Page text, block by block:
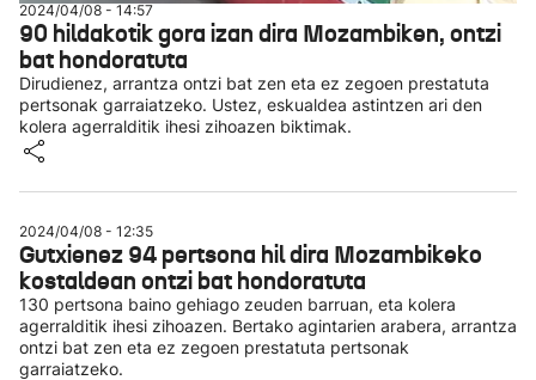
2024/04/08 - 14:57
90 hildakotik gora izan dira Mozambiken, ontzi
bat hondoratuta
Dirudienez, arrantza ontzi bat zen eta ez zegoen prestatuta
pertsonak garraiatzeko. Ustez, eskualdea astintzen ari den
kolera agerralditik ihesi zihoazen biktimak.
2024/04/08 - 12:35
Gutxienez 94 pertsona hil dira Mozambikeko
kostaldean ontzi bat hondoratuta
130 pertsona baino gehiago zeuden barruan, eta kolera
agerralditik ihesi zihoazen. Bertako agintarien arabera, arrantza
ontzi bat zen eta ez zegoen prestatuta pertsonak
garraiatzeko.